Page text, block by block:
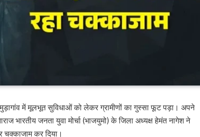
में मूलभूत सुविधाओं को लेकर ग्रामीणों का गुस्सा फूट पड़ा। अपने
भारतीय जनता युवा मोर्चा (भाजयुमो) के जिला अध्यक्ष हेमंत नागेश ने
कर दिया।